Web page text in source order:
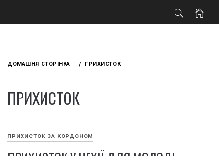
ДОМАШНЯ СТОРІНКА ПРИХИСТОК
ПРИХИСТОК
ПРИХИСТОК ЗА КОРДОНОМ